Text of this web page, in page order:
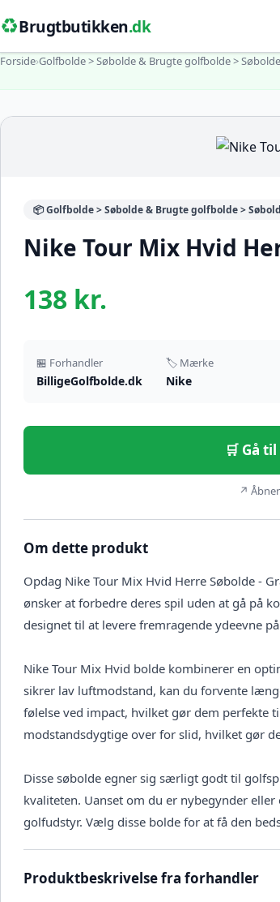
♻️Brugtbutikken.dk
Forside›Golfbolde > Søbolde & Brugte golfbolde > Søbolde
📦 Golfbolde > Søbolde & Brugte golfbolde >
Nike Tour Mix Hvid
138 kr.
🏪 Forhandler
BilligeGolfbolde.dk
🏷️ Mærke
Nike
🛒 Gå
↗
Om dette produkt
Opdag Nike Tour Mix Hvid Herre Søbolde -
ønsker at forbedre deres spil uden at gå på
designet til at levere fremragende ydeevne
Nike Tour Mix Hvid bolde kombinerer en
sikrer lav luftmodstand, kan du forvente
følelse ved impact, hvilket gør dem perfekte
modstandsdygtige over for slid, hvilket gør
Disse søbolde egner sig særligt godt til
kvaliteten. Uanset om du er nybegynder
golfudstyr. Vælg disse bolde for at få den
Produktbeskrivelse fra forhandler